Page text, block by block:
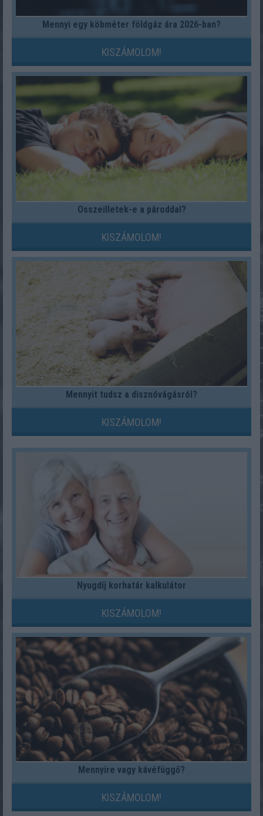
Mennyi egy köbméter földgáz ára 2026-ban?
KISZÁMOLOM!
Összeilletek-e a pároddal?
KISZÁMOLOM!
Mennyit tudsz a disznóvágásról?
KISZÁMOLOM!
Nyugdíj korhatár kalkulátor
KISZÁMOLOM!
Mennyire vagy kávéfüggő?
KISZÁMOLOM!